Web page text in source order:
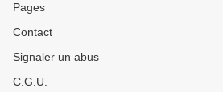
Pages
Contact
Signaler un abus
C.G.U.